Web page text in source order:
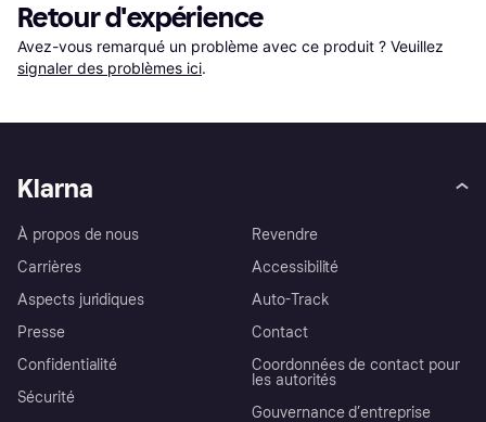
Retour d'expérience
Avez-vous remarqué un problème avec ce produit ? Veuillez
signaler des problèmes ici.
Klarna
À propos de nous
Carrières
Aspects juridiques
Presse
Confidentialité
Sécurité
Revendre
Accessibilité
Auto-Track
Contact
Coordonnées de contact pour
les autorités
Gouvernance d’entreprise